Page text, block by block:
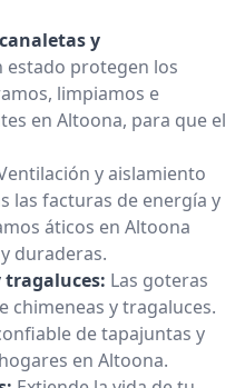
y
estado protegen los
limpiamos e
en Altoona, para que el
y aislamiento
las facturas de energía y
áticos en Altoona
duraderas.
tragaluces: Las goteras
chimeneas y tragaluces.
de tapajuntas y
en Altoona.